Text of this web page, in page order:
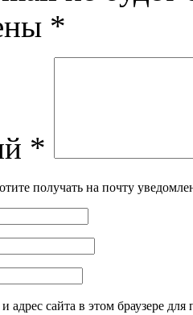
*
*
получать на почту
адрес сайта в этом браузере